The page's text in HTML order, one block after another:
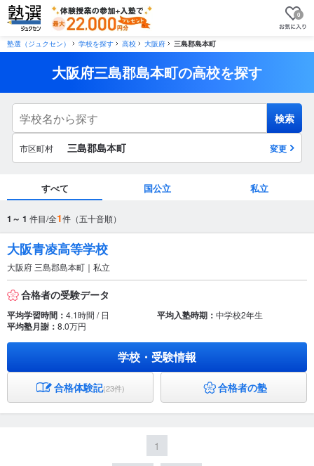
0
塾選（ジュクセン） 学校を探す 高校 大阪府 三島郡島本町
大阪府三島郡島本町の高校を探す
検索
市区町村 三島郡島本町 変更
市区町村
駅・路線から探す
すべて 国公立 私立
1～ 1 件目/全1件（五十音順）
大阪青凌高等学校
大阪府 三島郡島本町｜私立
合格者の受験データ
平均学習時間： 4.1時間 / 日 平均入塾時期： 中学校2年生
平均塾月謝： 8.0万円
学校・受験情報
合格体験記(23件) 合格者の塾
1